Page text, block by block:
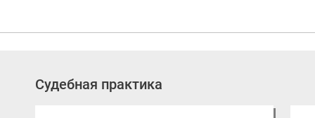
Судебная практика